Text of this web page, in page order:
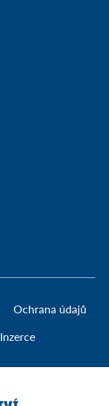
Ochrana údajů
Inzerce